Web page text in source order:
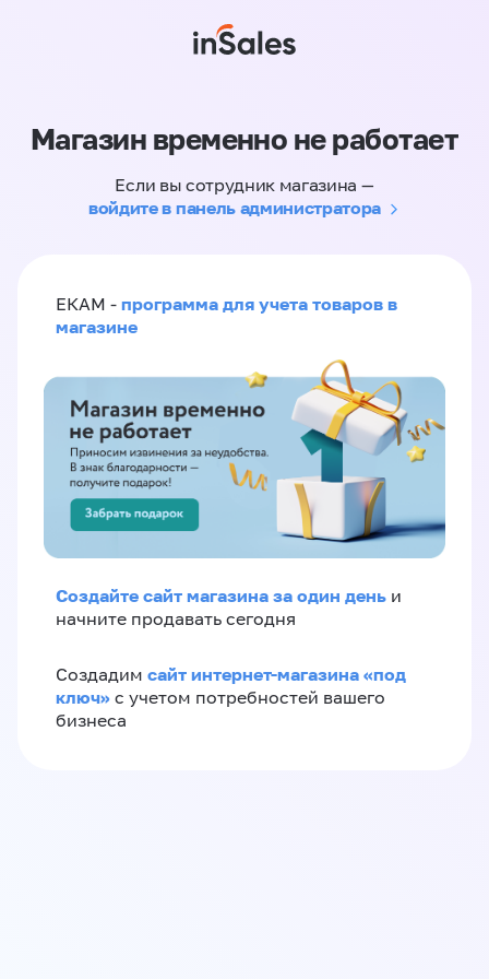
Магазин временно не работает
Если вы сотрудник магазина —
войдите в панель администратора
ЕКАМ - программа для учета товаров в
магазине
Создайте сайт магазина за один день и
начните продавать сегодня
Создадим сайт интернет-магазина «под
ключ» с учетом потребностей вашего
бизнеса